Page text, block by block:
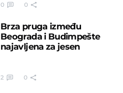
0 0
Brza pruga između
Beograda i Budimpešte
najavljena za jesen
2 0